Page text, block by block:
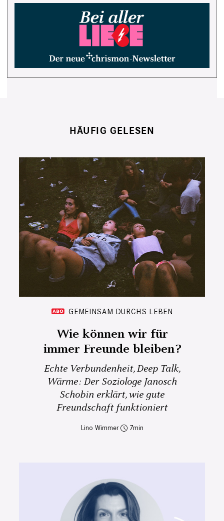
HÄUFIG GELESEN
GEMEINSAM DURCHS LEBEN
Wie können wir für
immer Freunde bleiben?
Echte Verbundenheit, Deep Talk,
Wärme: Der Soziologe Janosch
Schobin erklärt, wie gute
Freundschaft funktioniert
Lino Wimmer 7